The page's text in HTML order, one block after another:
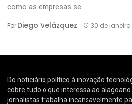
como as empresas se ...
PorDiego Velázquez 30 de janeiro
Do noticiário político à inovação
cobre tudo o que interessa ao
jornalistas trabalha incansavelmente